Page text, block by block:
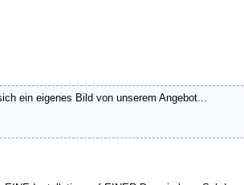
ein eigenes Bild von unserem Angebot...